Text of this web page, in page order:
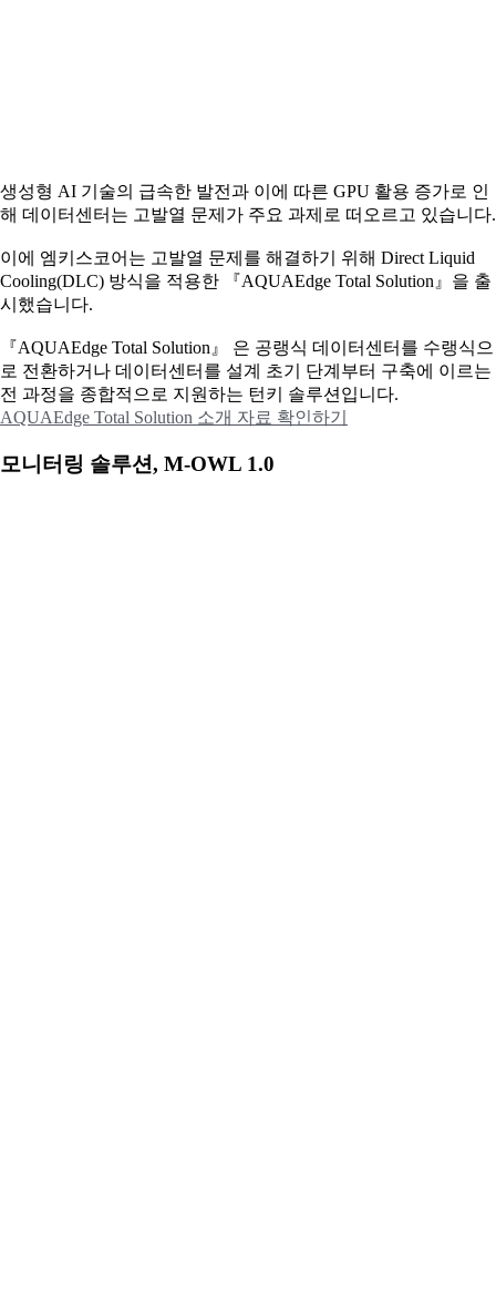
생성형 AI 기술의 급속한 발전과 이에 따른 GPU 활용 증가로 인
해 데이터센터는 고발열 문제가 주요 과제로 떠오르고 있습니다.
이에 엠키스코어는 고발열 문제를 해결하기 위해 Direct Liquid
Cooling(DLC) 방식을 적용한 『AQUAEdge Total Solution』을 출
시했습니다.
『AQUAEdge Total Solution』 은 공랭식 데이터센터를 수랭식으
로 전환하거나 데이터센터를 설계 초기 단계부터 구축에 이르는
전 과정을 종합적으로 지원하는 턴키 솔루션입니다.
AQUAEdge Total Solution 소개 자료 확인하기
모니터링 솔루션, M-OWL 1.0